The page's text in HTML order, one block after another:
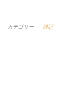
カテゴリー 雑記